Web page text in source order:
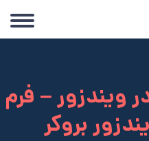
ویندزور – فرم
بروکر